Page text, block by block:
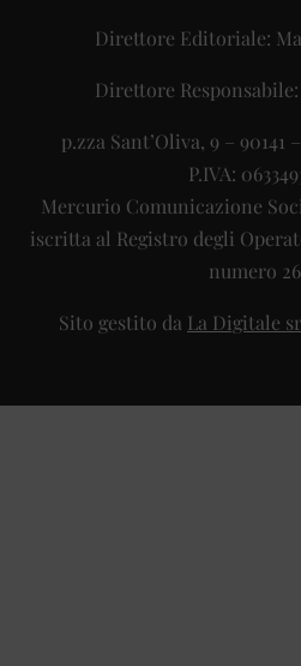
Direttore Editoriale:
Direttore
p.zza Sant’Oliva, 9 – 90141
P.IVA:
Mercurio Comunicazione
iscritta al Registro degli
numero
Sito gestito da La Digitale